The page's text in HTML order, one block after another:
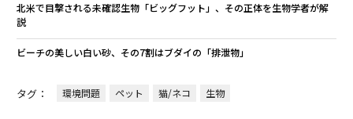
北米で目撃される未確認生物「ビッグフット」、その正体を生物学者が解
説
ビーチの美しい白い砂、その7割はブダイの「排泄物」
タグ： 環境問題 ペット 猫/ネコ 生物